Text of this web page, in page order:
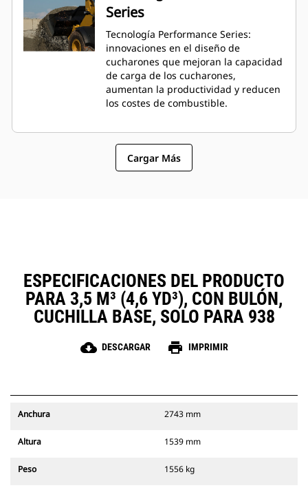
Series
Tecnología Performance Series:
innovaciones en el diseño de
cucharones que mejoran la capacidad
de carga de los cucharones,
aumentan la productividad y reducen
los costes de combustible.
Cargar Más
ESPECIFICACIONES DEL PRODUCTO
PARA 3,5 M³ (4,6 YD³), CON BULÓN,
CUCHILLA BASE, SOLO PARA 938
cloud_download DESCARGAR print IMPRIMIR
Anchura 2743 mm
Altura 1539 mm
Peso 1556 kg